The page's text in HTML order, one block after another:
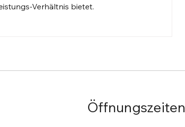
Verhältnis bietet.
Öffnungszeiten